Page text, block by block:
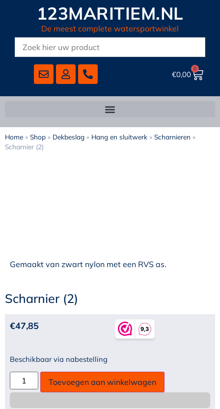
123MARITIEM.NL
De meest complete watersportwinkel
€0,00
0
Home » Shop » Dekbeslag » Hang en sluitwerk » Scharnieren »
Scharnier (2)
Gemaakt van zwart nylon met een RVS as.
Scharnier (2)
€47,85
Beschikbaar via nabestelling
Toevoegen aan winkelwagen